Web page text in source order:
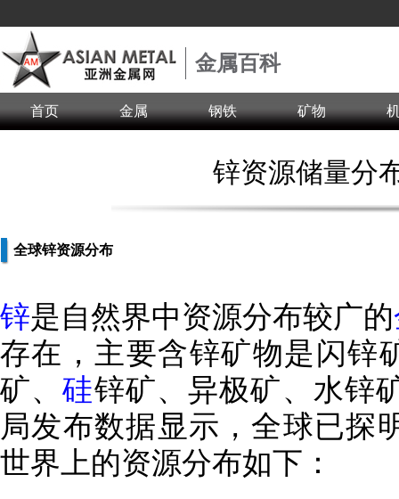
金属百科
首页 金属 钢铁 矿物
锌资源储量分
全球锌资源分布
锌是自然界中资源分布较广的
存在，主要含锌矿物是闪锌
矿、硅锌矿、异极矿、水锌
局发布数据显示，全球已探
世界上的资源分布如下：